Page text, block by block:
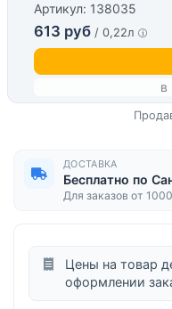
Артикул: 138035
613 руб / 0,22л
в
ДОСТАВКА
Бесплатно по
Для заказов от
Цены на товар
оформлении